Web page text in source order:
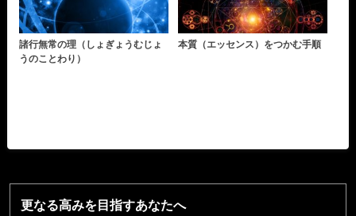
諸行無常の理（しょぎょうむじょ
うのことわり）
本質（エッセンス）をつかむ手順
更なる高みを目指すあなたへ